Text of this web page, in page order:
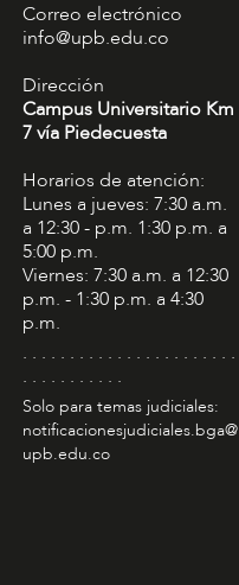
Correo electrónico
info@upb.edu.co
Dirección
Campus Universitario Km
7 vía Piedecuesta
Horarios de atención:
Lunes a jueves: 7:30 a.m.
a 12:30 - p.m. 1:30 p.m. a
5:00 p.m.
Viernes: 7:30 a.m. a 12:30
p.m. - 1:30 p.m. a 4:30
p.m.
. . . . . . . . . . . . . . . . . . . . . . .
. . . . . . . . . . .
Solo para temas judiciales:
notificacionesjudiciales.bga@
upb.edu.co